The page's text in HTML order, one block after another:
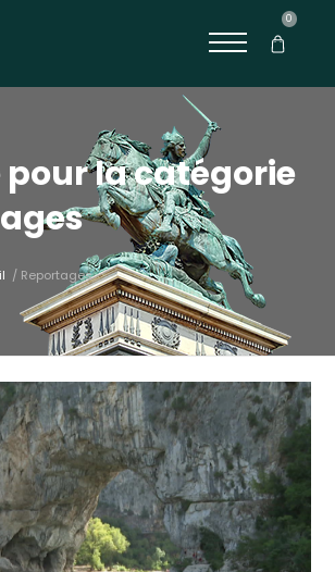
0
la catégorie
/ Reportages